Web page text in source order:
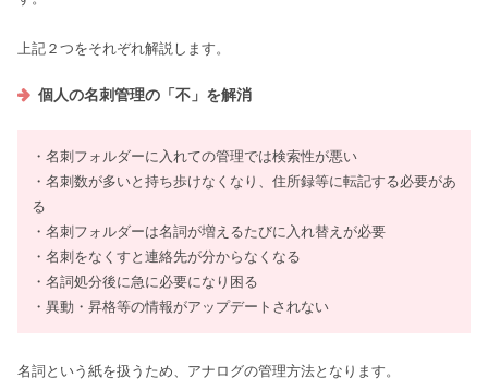
上記２つをそれぞれ解説します。
個人の名刺管理の「不」を解消
・名刺フォルダーに入れての管理では検索性が悪い
・名刺数が多いと持ち歩けなくなり、住所録等に転記する必要があ
る
・名刺フォルダーは名詞が増えるたびに入れ替えが必要
・名刺をなくすと連絡先が分からなくなる
・名詞処分後に急に必要になり困る
・異動・昇格等の情報がアップデートされない
名詞という紙を扱うため、アナログの管理方法となります。